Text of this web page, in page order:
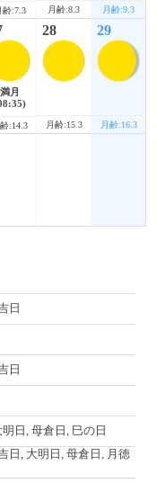
齢:7.3 月齢:8.3 月齢:9.3
満月
:14.3
28
月齢:15.3
29
月齢:16.3
日
日
日, 母倉日, 巳の日
日, 大明日, 母倉日, 月徳